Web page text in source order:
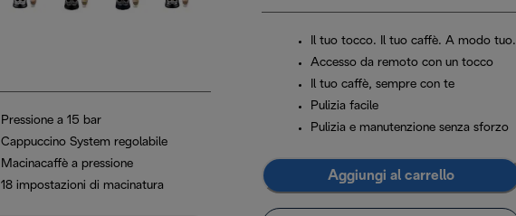
Pressione a 15 bar
Cappuccino System regolabile
Macinacaffè a pressione
18 impostazioni di macinatura
Il tuo tocco. Il tuo caffè. A modo tuo.
Accesso da remoto con un tocco
Il tuo caffè, sempre con te
Pulizia facile
Pulizia e manutenzione senza sforzo
Aggiungi al carrello